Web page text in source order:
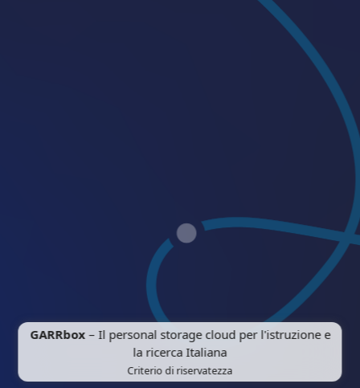
GARRbox – Il personal storage cloud per l'istruzione e
la ricerca Italiana
Criterio di riservatezza